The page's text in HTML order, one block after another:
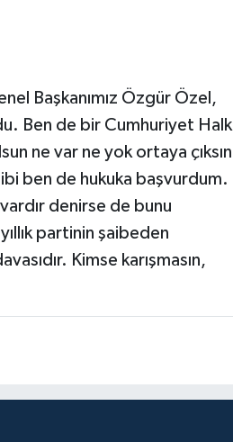
Başkanımız Özgür Özel,
Ben de bir Cumhuriyet Halk
ne var ne yok ortaya çıksın
ben de hukuka başvurdum.
denirse de bunu
partinin şaibeden
Kimse karışmasın,